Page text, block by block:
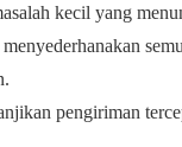
kecil yang
pengiriman